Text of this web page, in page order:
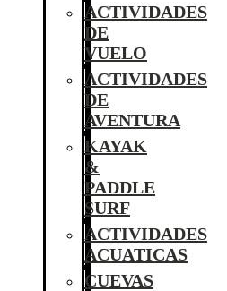
ACTIVIDADES
DE
VUELO
ACTIVIDADES
DE
AVENTURA
KAYAK
&
PADDLE
SURF
ACTIVIDADES
ACUATICAS
CUEVAS